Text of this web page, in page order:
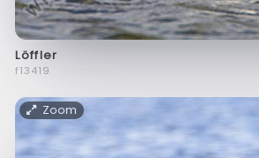
Löffler
f13419
Zoom